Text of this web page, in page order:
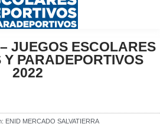
JUEGOS ESCOLARES
Y PARADEPORTIVOS
2022
ENID MERCADO SALVATIERRA